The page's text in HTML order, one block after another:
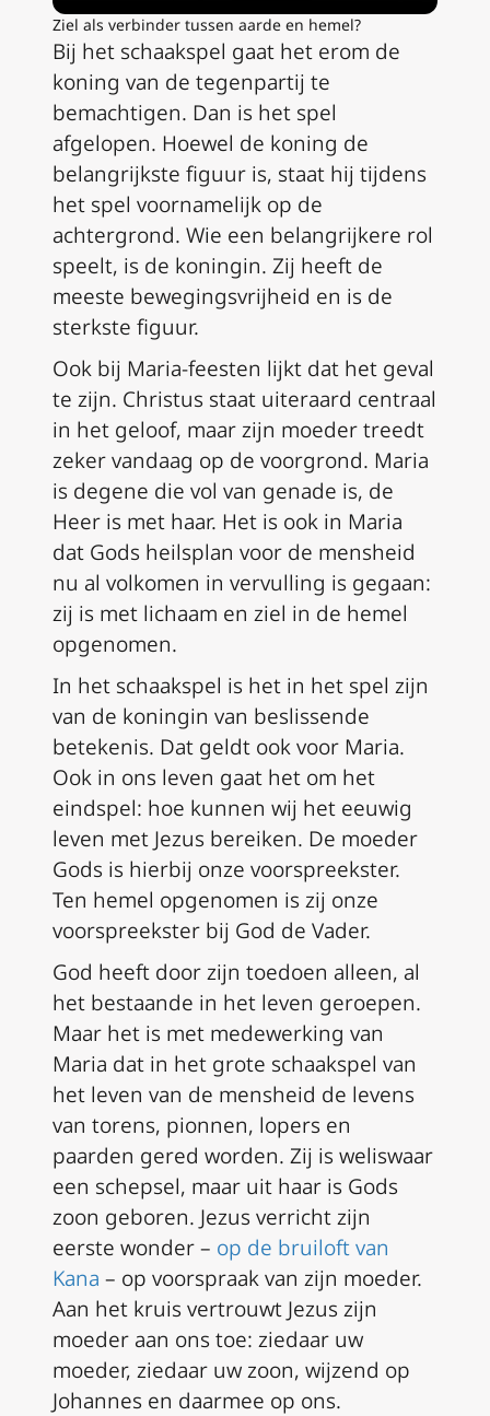
Ziel als verbinder tussen aarde en hemel?
Bij het schaakspel gaat het erom de
koning van de tegenpartij te
bemachtigen. Dan is het spel
afgelopen. Hoewel de koning de
belangrijkste figuur is, staat hij tijdens
het spel voornamelijk op de
achtergrond. Wie een belangrijkere rol
speelt, is de koningin. Zij heeft de
meeste bewegingsvrijheid en is de
sterkste figuur.
Ook bij Maria-feesten lijkt dat het geval
te zijn. Christus staat uiteraard centraal
in het geloof, maar zijn moeder treedt
zeker vandaag op de voorgrond. Maria
is degene die vol van genade is, de
Heer is met haar. Het is ook in Maria
dat Gods heilsplan voor de mensheid
nu al volkomen in vervulling is gegaan:
zij is met lichaam en ziel in de hemel
opgenomen.
In het schaakspel is het in het spel zijn
van de koningin van beslissende
betekenis. Dat geldt ook voor Maria.
Ook in ons leven gaat het om het
eindspel: hoe kunnen wij het eeuwig
leven met Jezus bereiken. De moeder
Gods is hierbij onze voorspreekster.
Ten hemel opgenomen is zij onze
voorspreekster bij God de Vader.
God heeft door zijn toedoen alleen, al
het bestaande in het leven geroepen.
Maar het is met medewerking van
Maria dat in het grote schaakspel van
het leven van de mensheid de levens
van torens, pionnen, lopers en
paarden gered worden. Zij is weliswaar
een schepsel, maar uit haar is Gods
zoon geboren. Jezus verricht zijn
eerste wonder – op de bruiloft van
Kana – op voorspraak van zijn moeder.
Aan het kruis vertrouwt Jezus zijn
moeder aan ons toe: ziedaar uw
moeder, ziedaar uw zoon, wijzend op
Johannes en daarmee op ons.